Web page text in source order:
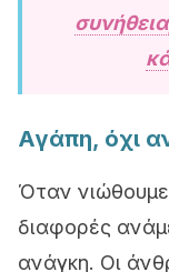
Αγάπη, όχι
Όταν νιώθουμε
διαφορές
ανάγκη. Οι